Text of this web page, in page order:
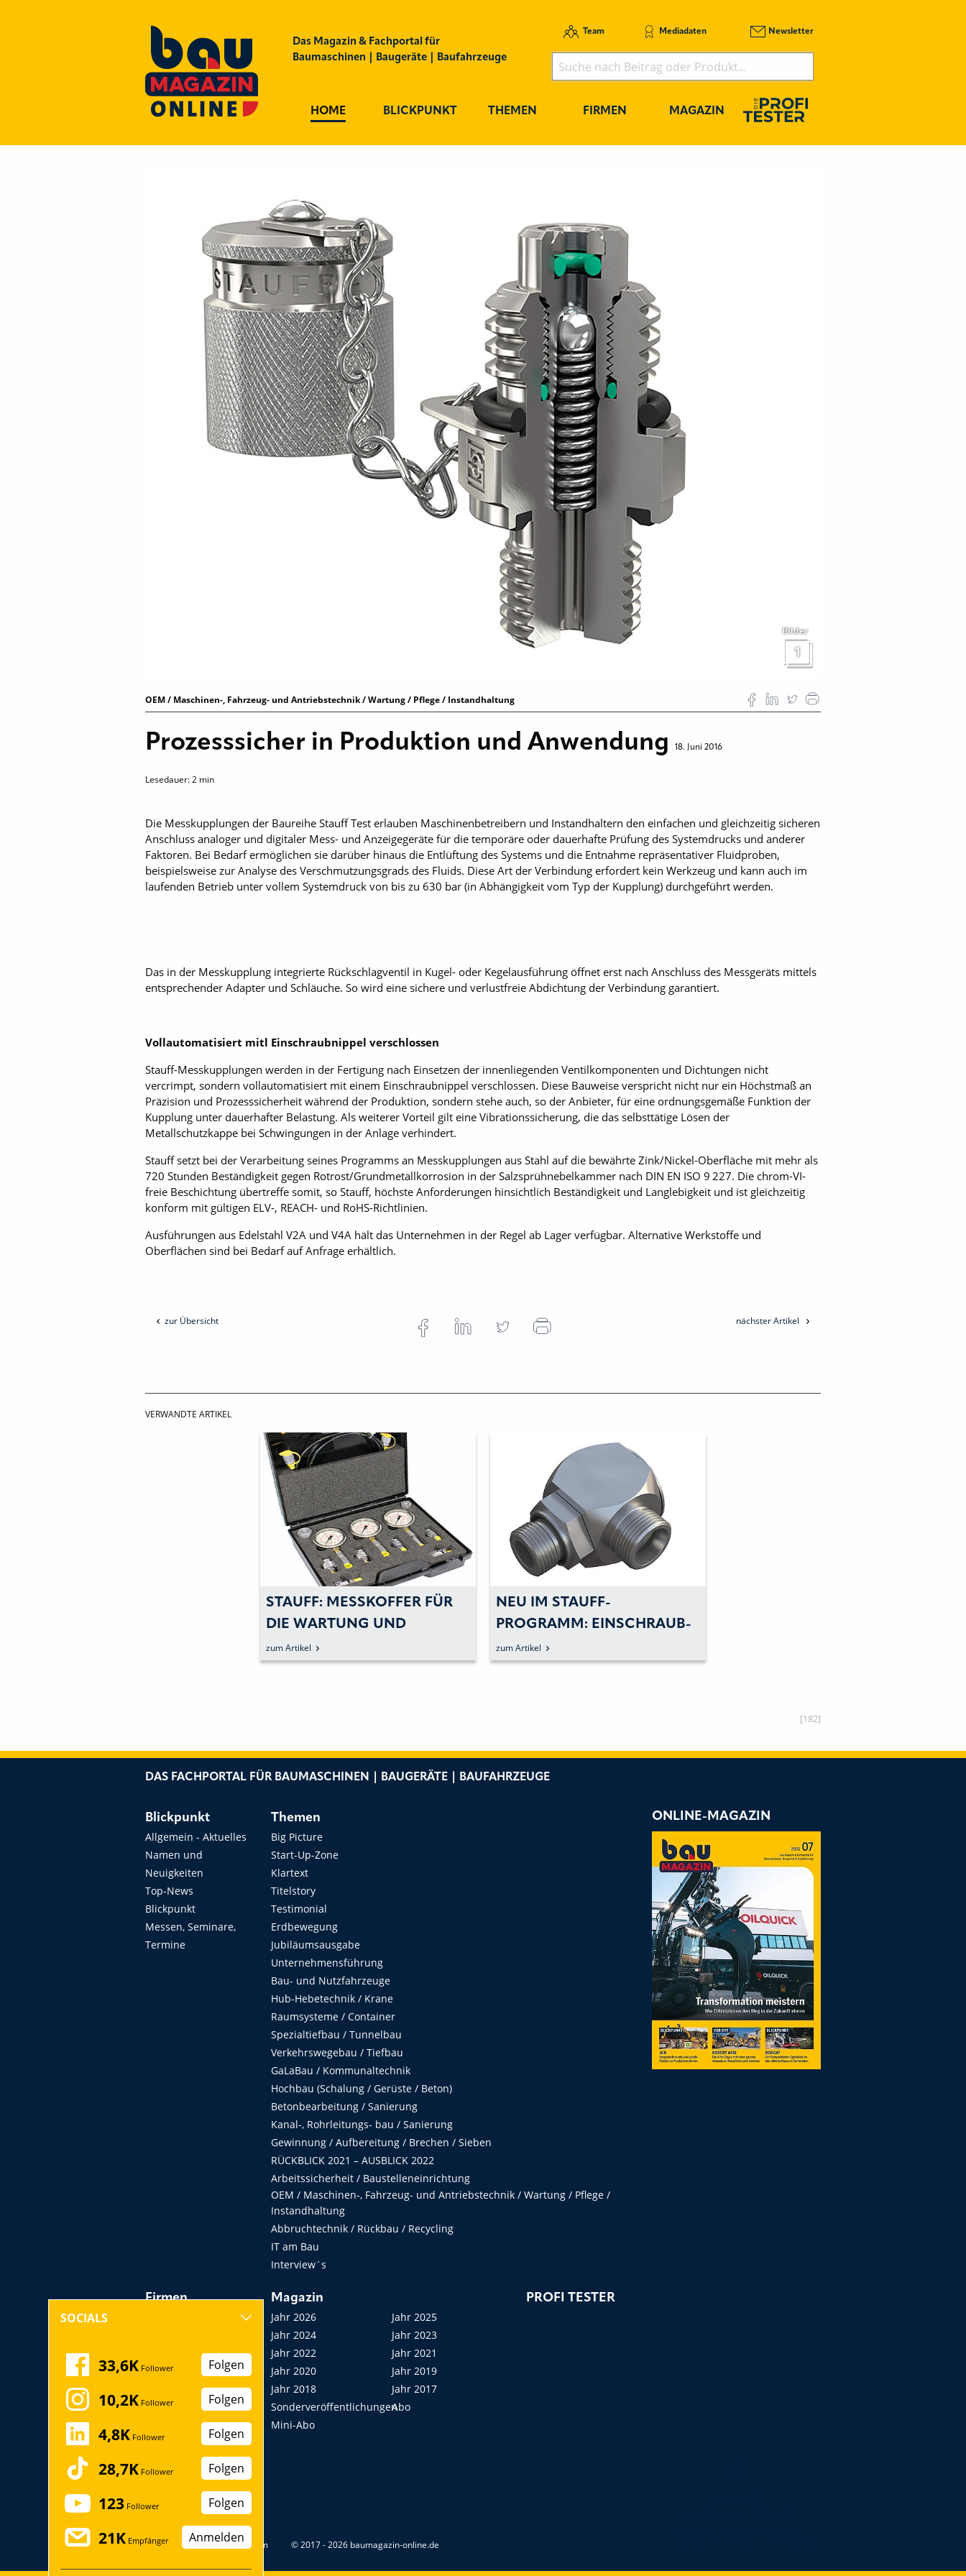
Das Magazin & Fachportal für
Baumaschinen | Baugeräte | Baufahrzeuge
Team Mediadaten Newsletter
HOME BLICKPUNKT THEMEN FIRMEN MAGAZIN
Bilder
1
OEM / Maschinen-, Fahrzeug- und Antriebstechnik / Wartung / Pflege / Instandhaltung
Prozesssicher in Produktion und Anwendung 18. Juni 2016
Lesedauer:2 min
Die Messkupplungen der Baureihe Stauff Test erlauben Maschinenbetreibern und Instandhaltern den einfachen und gleichzeitig sicheren
Anschluss analoger und digitaler Mess- und Anzeigegeräte für die temporäre oder dauerhafte Prüfung des Systemdrucks und anderer
Faktoren. Bei Bedarf ermöglichen sie darüber hinaus die Entlüftung des Systems und die Entnahme repräsentativer Fluidproben,
beispielsweise zur Analyse des Verschmutzungsgrads des Fluids. Diese Art der Verbindung erfordert kein Werkzeug und kann auch im
laufenden Betrieb unter vollem Systemdruck von bis zu 630 bar (in Abhängigkeit vom Typ der Kupplung) durchgeführt werden.
Das in der Messkupplung integrierte Rückschlagventil in Kugel- oder Kegelausführung öffnet erst nach Anschluss des Messgeräts mittels
entsprechender Adapter und Schläuche. So wird eine sichere und verlustfreie Abdichtung der Verbindung garantiert.
Vollautomatisiert mitl Einschraubnippel verschlossen
Stauff-Messkupplungen werden in der Fertigung nach Einsetzen der innenliegenden Ventilkomponenten und Dichtungen nicht
vercrimpt, sondern vollautomatisiert mit einem Einschraubnippel verschlossen. Diese Bauweise verspricht nicht nur ein Höchstmaß an
Präzision und Prozesssicherheit während der Produktion, sondern stehe auch, so der Anbieter, für eine ordnungsgemäße Funktion der
Kupplung unter dauerhafter Belastung. Als weiterer Vorteil gilt eine Vibrationssicherung, die das selbsttätige Lösen der
Metallschutzkappe bei Schwingungen in der Anlage verhindert.
Stauff setzt bei der Verarbeitung seines Programms an Messkupplungen aus Stahl auf die bewährte Zink/Nickel-Oberfläche mit mehr als
720 Stunden Beständigkeit gegen Rotrost/Grundmetallkorrosion in der Salzsprühnebelkammer nach DIN EN ISO 9 227. Die chrom-VI-
freie Beschichtung übertreffe somit, so Stauff, höchste Anforderungen hinsichtlich Beständigkeit und Langlebigkeit und ist gleichzeitig
konform mit gültigen ELV-, REACH- und RoHS-Richtlinien.
Ausführungen aus Edelstahl V2A und V4A hält das Unternehmen in der Regel ab Lager verfügbar. Alternative Werkstoffe und
Oberflächen sind bei Bedarf auf Anfrage erhältlich.
zur Übersicht nächster Artikel
VERWANDTE ARTIKEL
STAUFF: MESSKOFFER FÜR
DIE WARTUNG UND
INSTANDHALTUNG IN DER
HYDRAULIK
zum Artikel
NEU IM STAUFF-
PROGRAMM: EINSCHRAUB-
WINKEL-
DREHVERSCHRAUBUNGEN
zum Artikel
[182]
DAS FACHPORTAL FÜR BAUMASCHINEN | BAUGERÄTE | BAUFAHRZEUGE
Blickpunkt
Allgemein - Aktuelles
Namen und
Neuigkeiten
Top-News
Blickpunkt
Messen, Seminare,
Termine
Themen
Big Picture
Start-Up-Zone
Klartext
Titelstory
Testimonial
Erdbewegung
Jubiläumsausgabe
Unternehmensführung
Bau- und Nutzfahrzeuge
Hub-Hebetechnik / Krane
Raumsysteme / Container
Spezialtiefbau / Tunnelbau
Verkehrswegebau / Tiefbau
GaLaBau / Kommunaltechnik
Hochbau (Schalung / Gerüste / Beton)
Betonbearbeitung / Sanierung
Kanal-, Rohrleitungs- bau / Sanierung
Gewinnung / Aufbereitung / Brechen / Sieben
RÜCKBLICK 2021 – AUSBLICK 2022
Arbeitssicherheit / Baustelleneinrichtung
OEM / Maschinen-, Fahrzeug- und Antriebstechnik / Wartung / Pflege /
Instandhaltung
Abbruchtechnik / Rückbau / Recycling
IT am Bau
Interview´s
Firmen
Messen, Seminare,
Kongresse
Startup
Magazin
Jahr 2026
Jahr 2025
Jahr 2024
Jahr 2023
Jahr 2022
Jahr 2021
Jahr 2020
Jahr 2019
Jahr 2018
Jahr 2017
SonderveröffentlichungenAbo
Mini-Abo
PROFI TESTER
ONLINE-MAGAZIN
Datenschutz Impressum © 2017 - 2026 baumagazin-online.de
SOCIALS
33,6K Follower Folgen
10,2K Follower Folgen
4,8K Follower Folgen
28,7K Follower Folgen
123 Follower Folgen
21K Empfänger Anmelden